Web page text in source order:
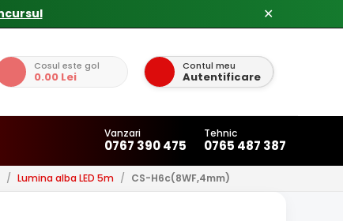
✕
Cosul este gol
0.00 Lei
Contul meu
Autentificare
Vanzari
0767 390 475
Tehnic
0765 487 387
/ Lumina alba LED 5m / CS-H6c(8WF,4mm)